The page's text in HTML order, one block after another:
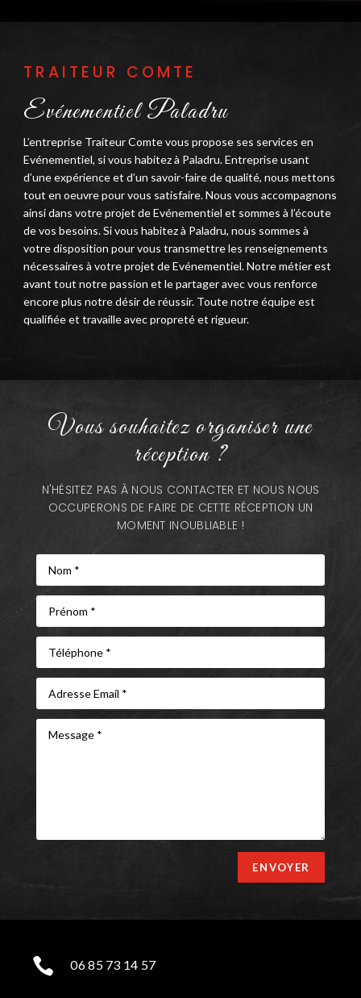
TRAITEUR COMTE
Evénementiel Paladru
L’entreprise Traiteur Comte vous propose ses services en
Evénementiel, si vous habitez à Paladru. Entreprise usant
d’une expérience et d’un savoir-faire de qualité, nous mettons
tout en oeuvre pour vous satisfaire. Nous vous accompagnons
ainsi dans votre projet de Evénementiel et sommes à l’écoute
de vos besoins. Si vous habitez à Paladru, nous sommes à
votre disposition pour vous transmettre les renseignements
nécessaires à votre projet de Evénementiel. Notre métier est
avant tout notre passion et le partager avec vous renforce
encore plus notre désir de réussir. Toute notre équipe est
qualifiée et travaille avec propreté et rigueur.
Vous souhaitez organiser une
réception ?
N'HÉSITEZ PAS À NOUS CONTACTER ET NOUS NOUS
OCCUPERONS DE FAIRE DE CETTE RÉCEPTION UN
MOMENT INOUBLIABLE !
ENVOYER
 06 85 73 14 57